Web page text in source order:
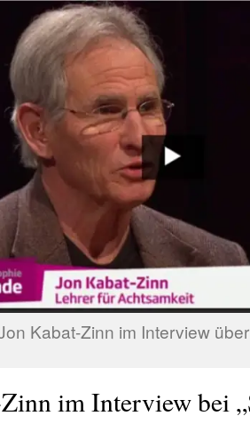
Kabat-Zinn im Interview
im Interview bei